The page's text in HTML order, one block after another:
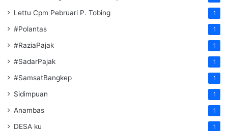
Lettu Cpm Pebruari P. Tobing 1
#Polantas 1
#RaziaPajak 1
#SadarPajak 1
#SamsatBangkep 1
Sidimpuan 1
Anambas 1
DESA ku 1